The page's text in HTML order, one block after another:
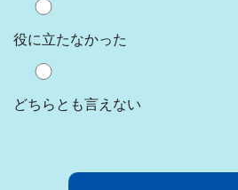
役に立たなかった
どちらとも言えない